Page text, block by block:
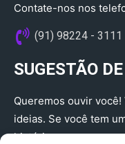
Contate-nos nos
(91) 98224 - 3111
SUGESTÃO
Queremos ouvir você!
ideias. Se você tem
história que merece